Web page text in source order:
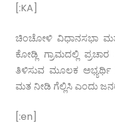
[:KA]
ಚಿಂಚೋಳಿ ವಿಧಾನಸಭಾ
ಕೋಡ್ಲಿ ಗ್ರಾಮದಲ್ಲಿ
ತಿಳಿಸುವ ಮೂಲಕ
ಮತ ನೀಡಿ ಗೆಲ್ಲಿಸಿ ಎಂದು
[:en]